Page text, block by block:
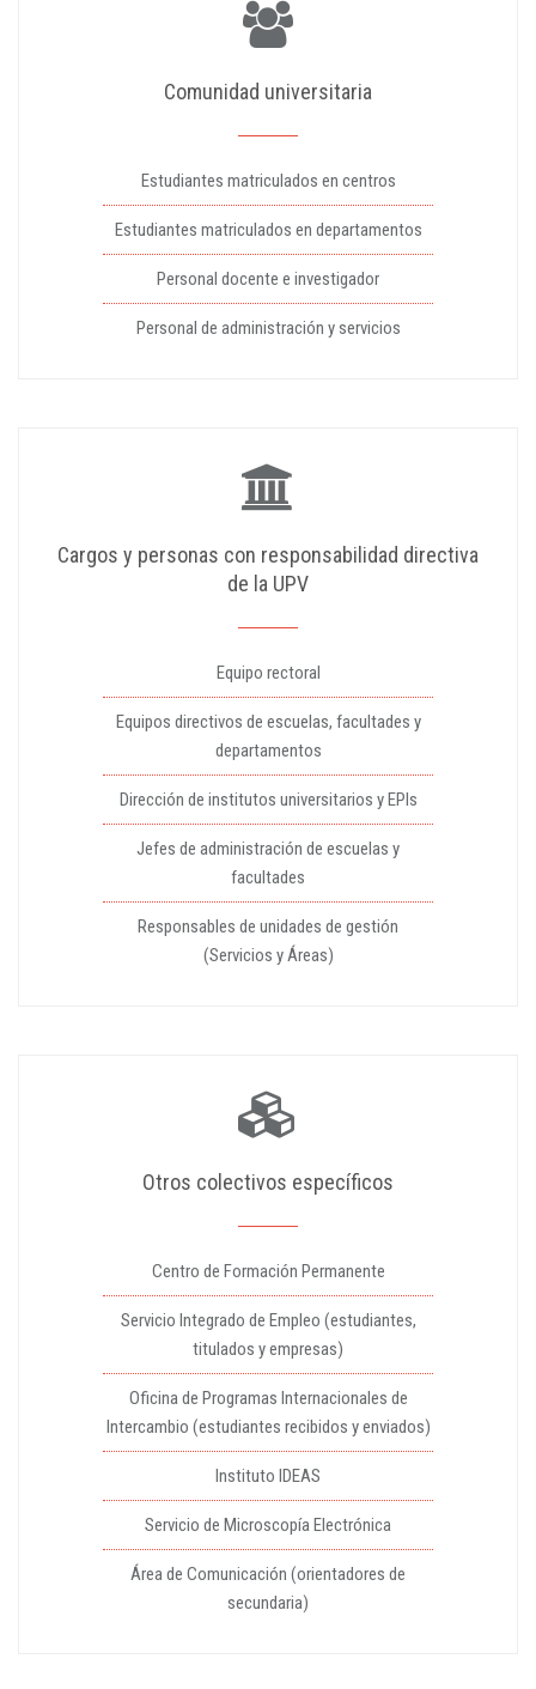
Comunidad universitaria
Estudiantes matriculados en centros
Estudiantes matriculados en departamentos
Personal docente e investigador
Personal de administración y servicios
Cargos y personas con responsabilidad directiva
de la UPV
Equipo rectoral
Equipos directivos de escuelas, facultades y
departamentos
Dirección de institutos universitarios y EPIs
Jefes de administración de escuelas y
facultades
Responsables de unidades de gestión
(Servicios y Áreas)
Otros colectivos específicos
Centro de Formación Permanente
Servicio Integrado de Empleo (estudiantes,
titulados y empresas)
Oficina de Programas Internacionales de
Intercambio (estudiantes recibidos y enviados)
Instituto IDEAS
Servicio de Microscopía Electrónica
Área de Comunicación (orientadores de
secundaria)